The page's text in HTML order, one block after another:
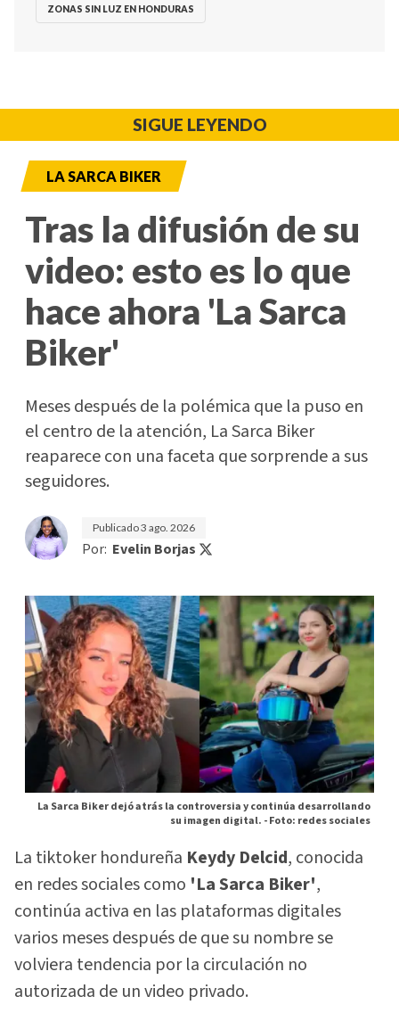
ZONAS SIN LUZ EN HONDURAS
SIGUE LEYENDO
LA SARCA BIKER
Tras la difusión de su
video: esto es lo que
hace ahora 'La Sarca
Biker'
Meses después de la polémica que la puso en
el centro de la atención, La Sarca Biker
reaparece con una faceta que sorprende a sus
seguidores.
Publicado3 ago. 2026
Por: Evelin Borjas
La Sarca Biker dejó atrás la controversia y continúa desarrollando
su imagen digital. -Foto: redes sociales
La tiktoker hondureña Keydy Delcid, conocida
en redes sociales como 'La Sarca Biker',
continúa activa en las plataformas digitales
varios meses después de que su nombre se
volviera tendencia por la circulación no
autorizada de un video privado.